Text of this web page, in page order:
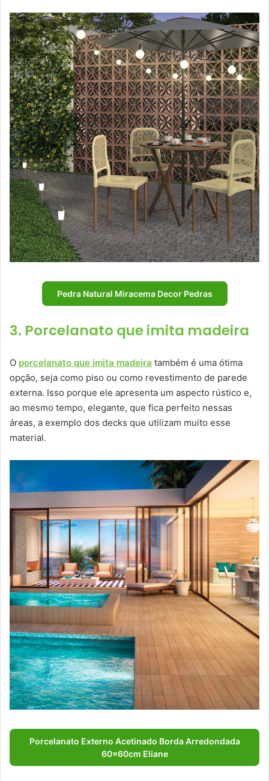
Pedra Natural Miracema Decor Pedras
3. Porcelanato que imita madeira
O porcelanato que imita madeira também é uma ótima
opção, seja como piso ou como revestimento de parede
externa. Isso porque ele apresenta um aspecto rústico e,
ao mesmo tempo, elegante, que fica perfeito nessas
áreas, a exemplo dos decks que utilizam muito esse
material.
Porcelanato Externo Acetinado Borda Arredondada
60x60cm Eliane